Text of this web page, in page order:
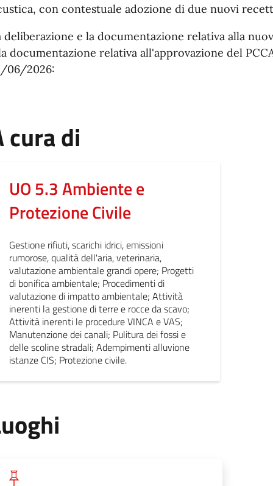
con contestuale adozione di due nuovi
deliberazione e la documentazione relativa alla
documentazione relativa all'approvazione del
06/2026:
cura di
UO 5.3 Ambiente e
Protezione Civile
Gestione rifiuti, scarichi idrici, emissioni
rumorose, qualità dell'aria, veterinaria,
valutazione ambientale grandi opere; Progetti
di bonifica ambientale; Procedimenti di
valutazione di impatto ambientale; Attività
inerenti la gestione di terre e rocce da scavo;
Attività inerenti le procedure VINCA e VAS;
Manutenzione dei canali; Pulitura dei fossi e
delle scoline stradali; Adempimenti alluvione
istanze CIS; Protezione civile.